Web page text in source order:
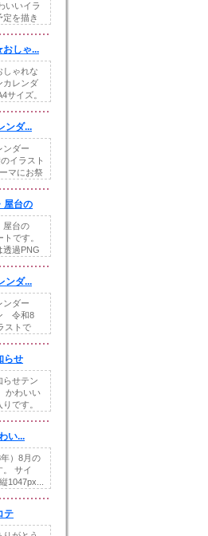
いいイラ
定を描き
しゃ...
しゃれな
カレンダ
サイズ。
ンダ...
ンダー
イラスト
マにお祭
屋台の
屋台の
です。
透過PNG
ンダ...
ンダー
令和8
ストで
らせ
らせテン
かわいい
です。
い...
）8月の
。 サイ
1047px...
テ